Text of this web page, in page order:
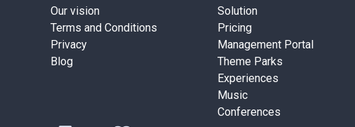
Our vision
Terms and Conditions
Privacy
Blog
Solution
Pricing
Management Portal
Theme Parks
Experiences
Music
Conferences